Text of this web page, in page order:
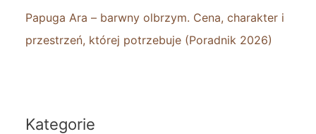
Papuga Ara – barwny olbrzym. Cena, charakter i
przestrzeń, której potrzebuje (Poradnik 2026)
Kategorie